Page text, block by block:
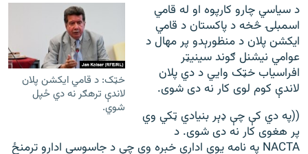
خټک: د قامي ايکشن پلان
لاندې ترهګر نه دي ځپل
شوي.
د سياسي چارو کارپوه او له قامي
اسمبلۍ څخه د پاکستان د قامي
ايکشن پلان د منظورېدو پر مهال د
عوامي نيشنل ګوند سينيټر
افراسياب خټک وايي د دي پلان
لاندې کوم لوی کار نه دی شوی.
((په دي کې چې ډېر بنيادي ټکي وي
پر هغوی کار نه دی شوی. د
NACTA په نامه يوې ادارې خبره وي چې د جاسوسي ادارو ترمنځ